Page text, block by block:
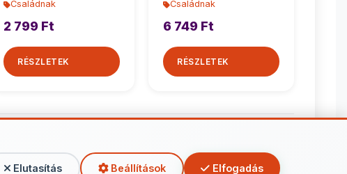
Elutasítás Beállítások Elfogadás
Családnak
2 799 Ft
RÉSZLETEK
Családnak
6 749 Ft
RÉSZLETEK
- Családnak